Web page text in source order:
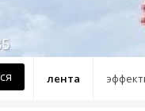
лента